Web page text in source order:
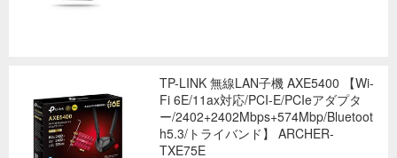
TP-LINK 無線LAN子機 AXE5400 【Wi-
Fi 6E/11ax対応/PCI-E/PCIeアダプタ
ー/2402+2402Mbps+574Mbp/Bluetoot
h5.3/トライバンド】 ARCHER-
TXE75E